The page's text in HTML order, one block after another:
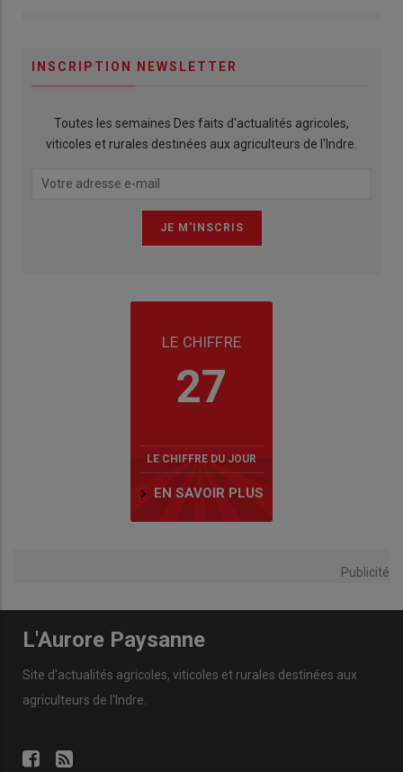
INSCRIPTION NEWSLETTER
Toutes les semaines Des faits d'actualités agricoles,
viticoles et rurales destinées aux agriculteurs de l'Indre.
LE CHIFFRE
27
LE CHIFFRE DU JOUR
EN SAVOIR PLUS
Publicité
L'Aurore Paysanne
Site d'actualités agricoles, viticoles et rurales destinées aux
agriculteurs de l'Indre.